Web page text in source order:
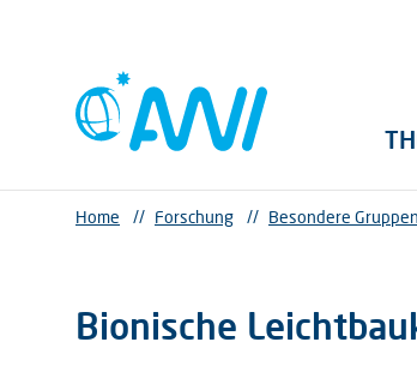
Home // Forschung // Besondere Gruppen
Bionische